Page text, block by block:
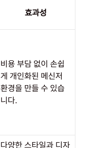
효과성
비용 부담 없이 손쉽
게 개인화된 메신저
환경을 만들 수 있습
니다.
다양한 스타일과 디자